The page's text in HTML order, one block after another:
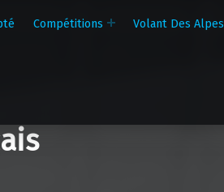
Compétitions Volant Des Alpes